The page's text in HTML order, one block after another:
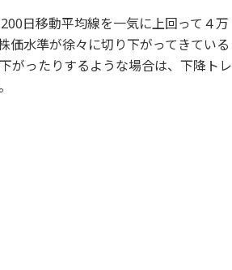
日移動平均線を一気に上回って４万
価水準が徐々に切り下がってきている
がったりするような場合は、下降トレ